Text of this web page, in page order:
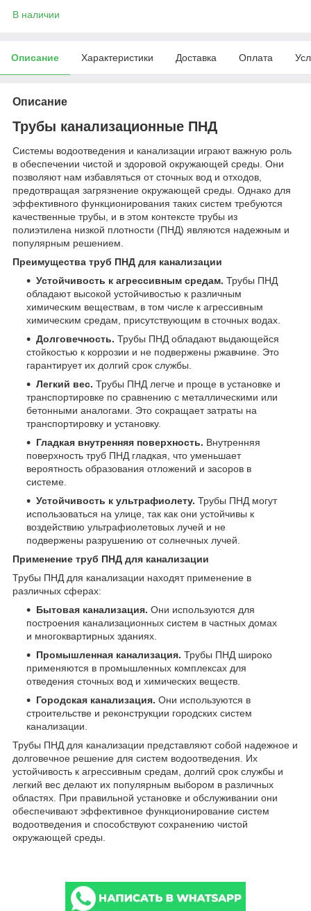
В наличии
Описание Характеристики Доставка Оплата
Описание
Трубы канализационные ПНД
Системы водоотведения и канализации играют важную роль
в обеспечении чистой и здоровой окружающей среды. Они
позволяют нам избавляться от сточных вод и отходов,
предотвращая загрязнение окружающей среды. Однако для
эффективного функционирования таких систем требуются
качественные трубы, и в этом контексте трубы из
полиэтилена низкой плотности (ПНД) являются надежным и
популярным решением.
Преимущества труб ПНД для канализации
Устойчивость к агрессивным средам. Трубы ПНД
обладают высокой устойчивостью к различным
химическим веществам, в том числе к агрессивным
химическим средам, присутствующим в сточных водах.
Долговечность. Трубы ПНД обладают выдающейся
стойкостью к коррозии и не подвержены ржавчине. Это
гарантирует их долгий срок службы.
Легкий вес. Трубы ПНД легче и проще в установке и
транспортировке по сравнению с металлическими или
бетонными аналогами. Это сокращает затраты на
транспортировку и установку.
Гладкая внутренняя поверхность. Внутренняя
поверхность труб ПНД гладкая, что уменьшает
вероятность образования отложений и засоров в
системе.
Устойчивость к ультрафиолету. Трубы ПНД могут
использоваться на улице, так как они устойчивы к
воздействию ультрафиолетовых лучей и не
подвержены разрушению от солнечных лучей.
Применение труб ПНД для канализации
Трубы ПНД для канализации находят применение в
различных сферах:
Бытовая канализация. Они используются для
построения канализационных систем в частных домах
и многоквартирных зданиях.
Промышленная канализация. Трубы ПНД широко
применяются в промышленных комплексах для
отведения сточных вод и химических веществ.
Городская канализация. Они используются в
строительстве и реконструкции городских систем
канализации.
Трубы ПНД для канализации представляют собой надежное и
долговечное решение для систем водоотведения. Их
устойчивость к агрессивным средам, долгий срок службы и
легкий вес делают их популярным выбором в различных
областях. При правильной установке и обслуживании они
обеспечивают эффективное функционирование систем
водоотведения и способствуют сохранению чистой
окружающей среды.